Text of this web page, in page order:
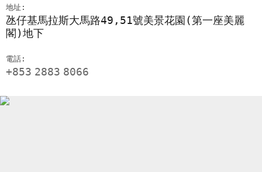
地址:
氹仔基馬拉斯大馬路49,51號美景花園(第一座美麗
閣)地下
電話:
+853 2883 8066